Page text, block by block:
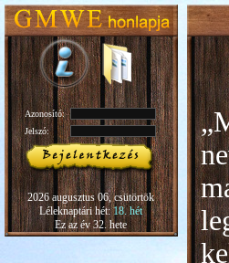
Azonosító:
Jelszó:
2026 augusztus 06, csütörtök
Léleknaptári hét:18. hét
Ez az év 32. hete